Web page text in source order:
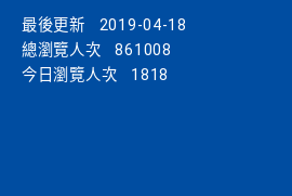
最後更新
2019-04-18
總瀏覽人次
861008
今日瀏覽人次
1818